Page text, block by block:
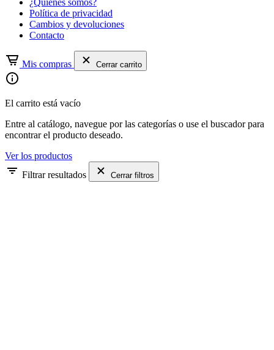
Política de privacidad
Cambios y devoluciones
Contacto
Mis compras Cerrar carrito
El carrito está vacío
Entre al catálogo, navegue por las categorías o use el buscador para
encontrar el producto deseado.
Ver los productos
Filtrar resultados
Cerrar filtros